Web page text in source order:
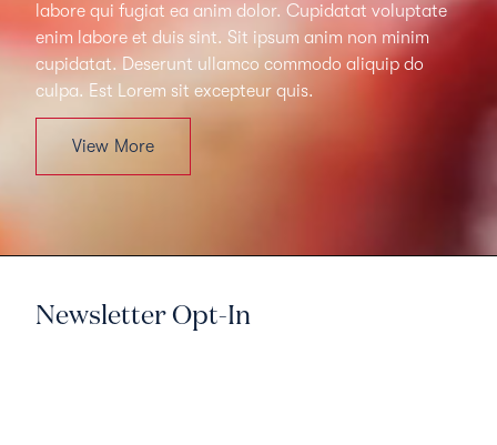
labore qui fugiat ea anim dolor. Cupidatat voluptate
enim labore et duis sint. Sit ipsum anim non minim
cupidatat. Deserunt ullamco commodo aliquip do
culpa. Est Lorem sit excepteur quis.
View More
Newsletter Opt-In